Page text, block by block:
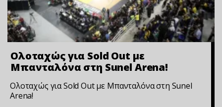
Ολοταχώς για Sold Out με
Μπανταλόνα στη Sunel Arena!
Ολοταχώς για Sold Out με Μπανταλόνα στη Sunel
Arena!